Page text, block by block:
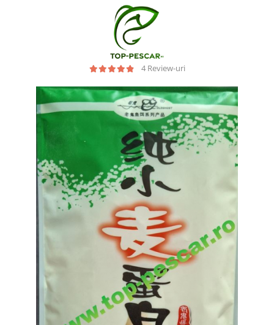
Pop-up
Alune tigrate
Rod pod
Senzori pescuit
Swingere pescuit
Suport lansete
Picheți pescuit
Accesorii crap
Monturi crap
Accesorii monturi
Pungi PVA
4 Review-uri